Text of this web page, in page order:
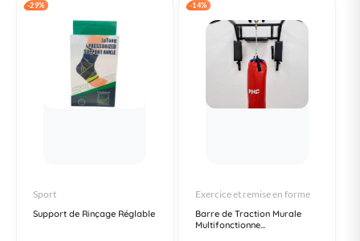
-29%
Sport
Support de Rinçage Réglable
-14%
Exercice et remise en forme
Barre de Traction Murale
Multifonctionne...